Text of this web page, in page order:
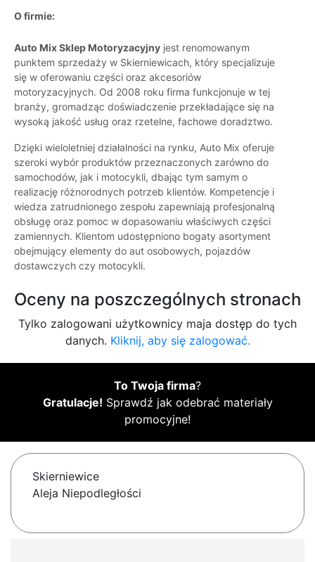
O firmie:
Auto Mix Sklep Motoryzacyjny jest renomowanym
punktem sprzedaży w Skierniewicach, który specjalizuje
się w oferowaniu części oraz akcesoriów
motoryzacyjnych. Od 2008 roku firma funkcjonuje w tej
branży, gromadząc doświadczenie przekładające się na
wysoką jakość usług oraz rzetelne, fachowe doradztwo.
Dzięki wieloletniej działalności na rynku, Auto Mix oferuje
szeroki wybór produktów przeznaczonych zarówno do
samochodów, jak i motocykli, dbając tym samym o
realizację różnorodnych potrzeb klientów. Kompetencje i
wiedza zatrudnionego zespołu zapewniają profesjonalną
obsługę oraz pomoc w dopasowaniu właściwych części
zamiennych. Klientom udostępniono bogaty asortyment
obejmujący elementy do aut osobowych, pojazdów
dostawczych czy motocykli.
Oceny na poszczególnych stronach
Tylko zalogowani użytkownicy maja dostęp do tych
danych. Kliknij, aby się zalogować.
To Twoja firma?
Gratulacje! Sprawdź jak odebrać materiały
promocyjne!
Skierniewice
Aleja Niepodległości